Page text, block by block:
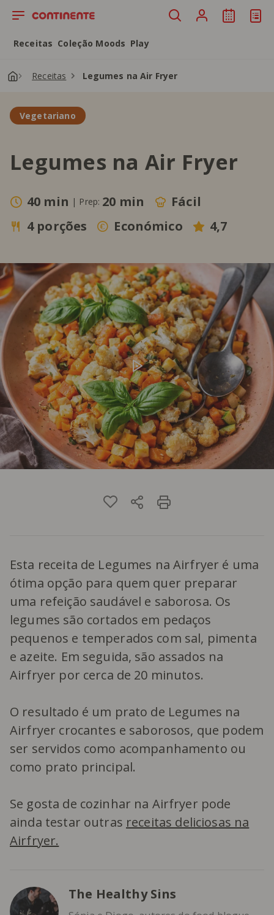
Saltar para o conteúdo principal
Receitas Coleção Moods Play
Receitas Legumes na Air Fryer
Vegetariano
Legumes na Air Fryer
40 min | Prep: 20 min
Fácil
4 porções
Económico 4,7
Esta receita de Legumes na Airfryer é uma
ótima opção para quem quer preparar
uma refeição saudável e saborosa. Os
legumes são cortados em pedaços
pequenos e temperados com sal, pimenta
e azeite. Em seguida, são assados na
Airfryer por cerca de 20 minutos.
O resultado é um prato de Legumes na
Airfryer crocantes e saborosos, que podem
ser servidos como acompanhamento ou
como prato principal.
Se gosta de cozinhar na Airfryer pode
ainda testar outras receitas deliciosas na
Airfryer.
The Healthy Sins